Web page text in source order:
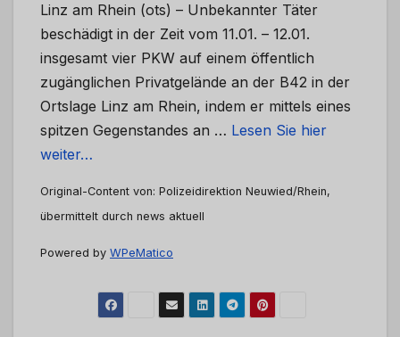
Linz am Rhein (ots) – Unbekannter Täter
beschädigt in der Zeit vom 11.01. – 12.01.
insgesamt vier PKW auf einem öffentlich
zugänglichen Privatgelände an der B42 in der
Ortslage Linz am Rhein, indem er mittels eines
spitzen Gegenstandes an … Lesen Sie hier
weiter…
Original-Content von: Polizeidirektion Neuwied/Rhein,
übermittelt durch news aktuell
Powered by WPeMatico